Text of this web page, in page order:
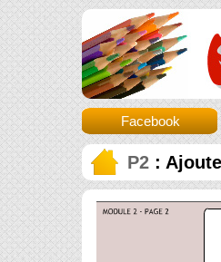
Facebook
P2 :